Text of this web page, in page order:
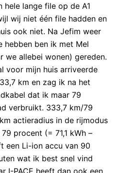
hele lange file op de A1
wij niet één file hadden en
ook niet. Na Jefim weer
hebben ben ik met Mel
we allebei wonen) gereden.
voor mijn huis arriveerde
km en zag ik na het
dat ik maar 79
verbruikt. 333,7 km/79
actieradius in de rijmodus
procent (= 71,1 kWh –
een Li-ion accu van 90
wat ik best snel vind
I-PACE heeft dan ook een